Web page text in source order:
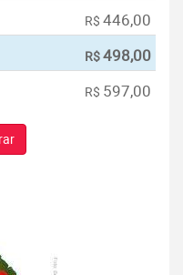
R$ 446,00
R$498,00
R$ 597,00